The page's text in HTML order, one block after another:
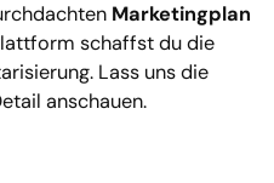
Marketingplan
schaffst du die
Lass uns die
anschauen.